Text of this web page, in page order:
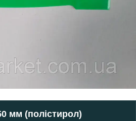
мм (полістирол)